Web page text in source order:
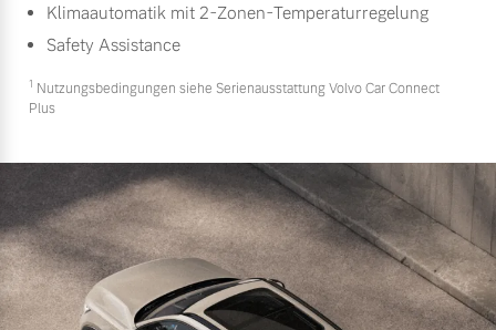
Klimaautomatik mit 2-Zonen-Temperaturregelung
Safety Assistance
1 Nutzungsbedingungen siehe Serienausstattung Volvo Car Connect
Plus